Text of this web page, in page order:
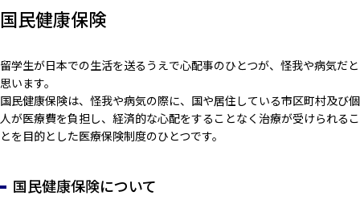
国民健康保険
留学生が日本での生活を送るうえで心配事のひとつが、怪我や病気だと
思います。
国民健康保険は、怪我や病気の際に、国や居住している市区町村及び個
人が医療費を負担し、経済的な心配をすることなく治療が受けられるこ
とを目的とした医療保険制度のひとつです。
国民健康保険について